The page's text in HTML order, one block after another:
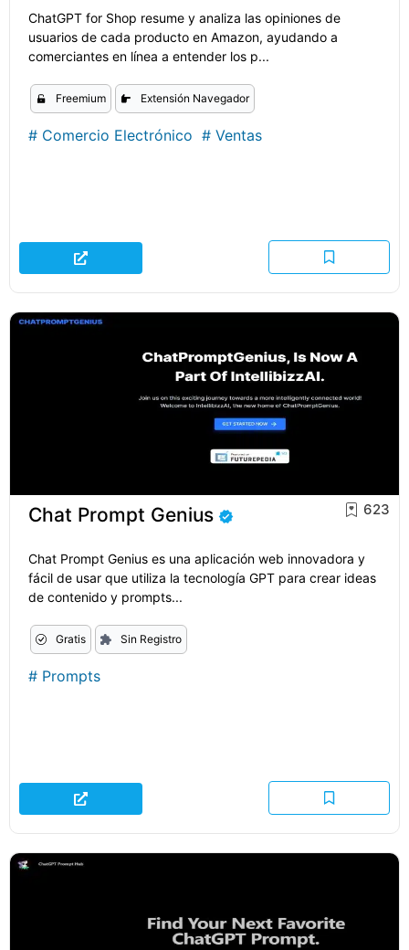
ChatGPT for Shop resume y analiza las opiniones de
usuarios de cada producto en Amazon, ayudando a
comerciantes en línea a entender los p...
Freemium Extensión Navegador
# Comercio Electrónico # Ventas
Chat Prompt Genius 623
Chat Prompt Genius es una aplicación web innovadora y
fácil de usar que utiliza la tecnología GPT para crear ideas
de contenido y prompts...
Gratis Sin Registro
# Prompts